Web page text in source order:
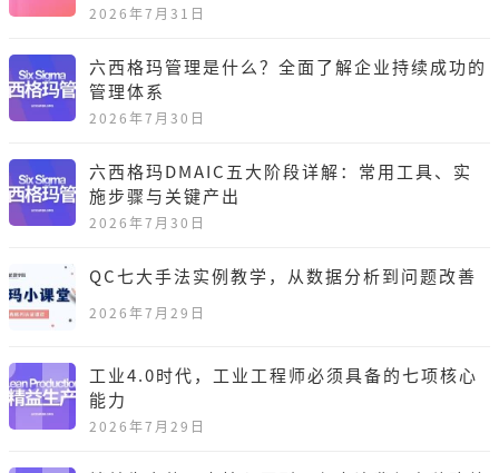
2026年7月31日
六西格玛管理是什么？全面了解企业持续成功的
管理体系
2026年7月30日
六西格玛DMAIC五大阶段详解：常用工具、实
施步骤与关键产出
2026年7月30日
QC七大手法实例教学，从数据分析到问题改善
2026年7月29日
工业4.0时代，工业工程师必须具备的七项核心
能力
2026年7月29日